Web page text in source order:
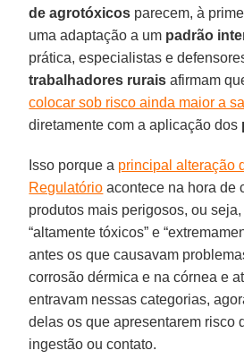
de agrotóxicos parecem, à
uma adaptação a um padrão
prática, especialistas e
trabalhadores rurais afirmam
colocar sob risco ainda maior a
diretamente com a aplicação dos
Isso porque a principal alteração
Regulatório acontece na hora de
produtos mais perigosos, ou
“altamente tóxicos” e
antes os que causavam
corrosão dérmica e na córnea e
entravam nessas categorias,
delas os que apresentarem risco
ingestão ou contato.